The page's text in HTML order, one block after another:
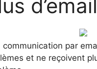
communication par
et ne reçoivent